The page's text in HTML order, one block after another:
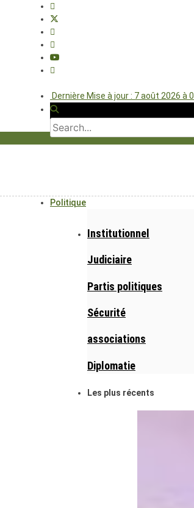
Dernière Mise à jour : 7 août 2026 à
Politique
Institutionnel
Judiciaire
Partis politiques
Sécurité
associations
Diplomatie
Les plus récents